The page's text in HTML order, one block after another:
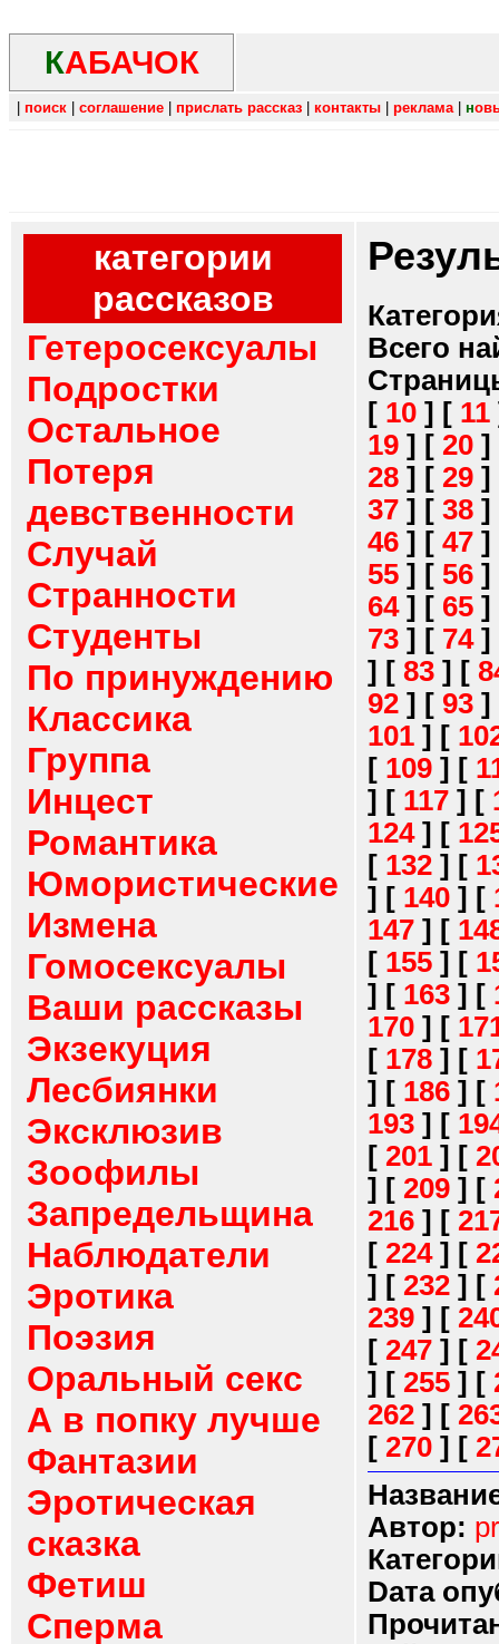
КАБАЧОК
поиск соглашение прислать рассказ контакты реклама| н
категории
рассказов
Гетеросексуалы
Подростки
Остальное
Потеря
девственности
Случай
Странности
Студенты
По принуждению
Классика
Группа
Инцест
Романтика
Юмористические
Измена
Гомосексуалы
Ваши рассказы
Экзекуция
Лесбиянки
Эксклюзив
Зоофилы
Запредельщина
Наблюдатели
Эротика
Поэзия
Оральный секс
А в попку лучше
Фантазии
Эротическая
сказка
Фетиш
Сперма
Всего
[ 10 ] [ 11
19 ] [ 20 ]
28 ] [ 29 ]
37 ] [ 38 ]
46 ] [ 47 ]
55 ] [ 56 ]
64] [ 65 ]
73 ] [ 74]
] [ 83 ] [
92 ] [ 93 ]
101 ] [
[ 109 ] [
] [ 117 ] [
124] [
[ 132 ] [
] [ 140 ] [
147 ] [
[ 155 ] [
] [ 163 ] [
170 ] [
[ 178 ] [
] [ 186 ] [
193 ] [
[ 201 ] [
] [ 209 ] [
216 ] [
[ 224] [
] [ 232 ] [
239 ] [
[ 247 ] [
] [ 255 ] [
262 ] [
[ 270 ] [
Автор:
Dата